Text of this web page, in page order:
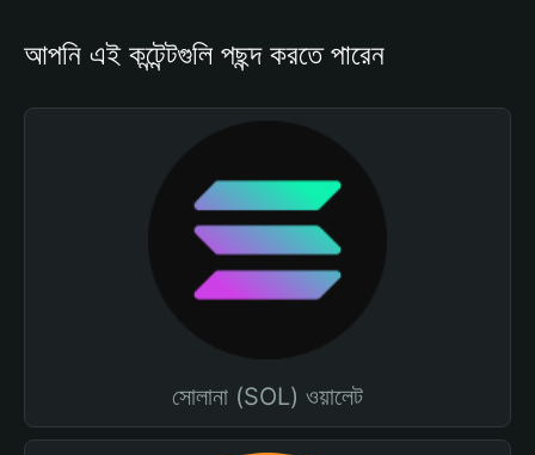
আপনি এই কন্টেন্টগুলি পছন্দ করতে পারেন
সোলানা (SOL) ওয়ালেট